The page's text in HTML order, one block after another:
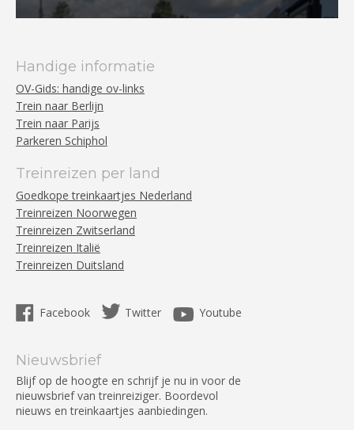
Handige informatie
OV-Gids: handige ov-links
Trein naar Berlijn
Trein naar Parijs
Parkeren Schiphol
Treinreizen per land
Goedkope treinkaartjes Nederland
Treinreizen Noorwegen
Treinreizen Zwitserland
Treinreizen Italië
Treinreizen Duitsland
Facebook Twitter Youtube
Nieuwsbrief
Blijf op de hoogte en schrijf je nu in voor de
nieuwsbrief van treinreiziger. Boordevol
nieuws en treinkaartjes aanbiedingen.